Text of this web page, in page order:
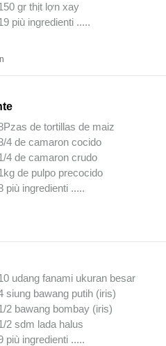
gr thịt lợn xay
più ingredienti .....
de tortillas de maiz
4 de camaron cocido
4 de camaron crudo
de pulpo precocido
più ingredienti .....
udang fanami ukuran besar
siung bawang putih (iris)
2 bawang bombay (iris)
2 sdm lada halus
più ingredienti .....